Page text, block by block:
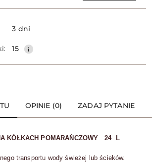
3 dni
15
OPINIE (0) ZADAJ PYTANIE
KÓŁKACH POMARAŃCZOWY 24 L
transportu wody świeżej lub ścieków.